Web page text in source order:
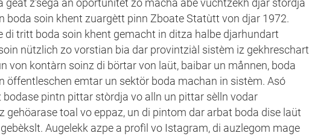
z’sega an oportunitét zo macha abe vüchtzekh djar stòrdja
soin khent zuargètt pinn Zboate Statùtt von djar 1972.
di tritt boda soin khent gemacht in ditza halbe djarhundart
nützlich zo vorstian bia dar provintziàl sistèm iz gekhreschart
von kontàrn soinz di börtar von laüt, baibar un månnen, boda
öffentleschen emtar un sektör boda machan in sistèm. Asó
pintn pittar stòrdja vo alln un pittar sèlln vodar
gehöarase toal vo eppaz, un di pintom dar arbat boda dise laüt
Augelekk azpe a profìl vo Istagram, di auzlegom mage